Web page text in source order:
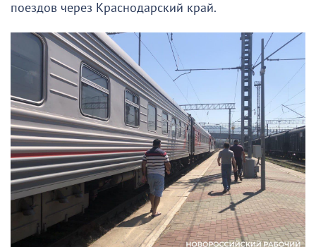
поездов через Краснодарский край.